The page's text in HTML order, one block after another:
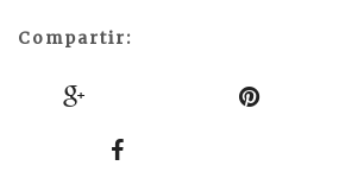
Compartir: